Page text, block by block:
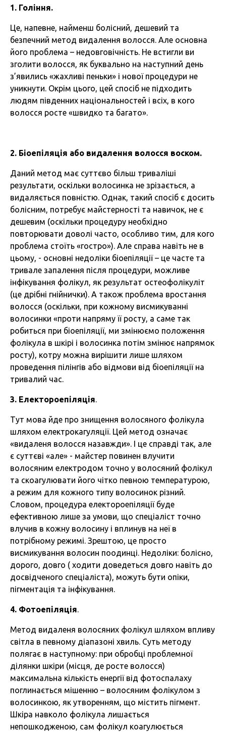
1. Гоління.
Це, напевне, найменш болісний, дешевий та
безпечний метод видалення волосся. Але основна
його проблема – недовговічність. Не встигли ви
зголити волосся, як буквально на наступний день
з’явились «жахливі пеньки» і нової процедури не
уникнути. Окрім цього, цей спосіб не підходить
людям південних національностей і всіх, в кого
волосся росте «швидко та багато».
2. Біоепіляція або видалення волосся воском.
Даний метод має суттєво більш триваліші
результати, оскільки волосинка не зрізається, а
видаляється повністю. Однак, такий спосіб є досить
болісним, потребує майстерності та навичок, не є
дешевим (оскільки процедуру необхідно
повторювати доволі часто, особливо тим, для кого
проблема стоїть «гостро»). Але справа навіть не в
цьому, - основні недоліки біоепіляції – це часте та
тривале запалення після процедури, можливе
інфікування фолікул, як результат остеофолікуліт
(це дрібні гнійнички). А також проблема вростання
волосся (оскільки, при кожному висмикуванні
волосинки «проти напряму її росту, а саме так
робиться при біоепіляції, ми змінюємо положення
фолікула в шкірі і волосинка потім змінює напрямок
росту), котру можна вирішити лише шляхом
проведення пілінгів або відмови від біоепіляції на
тривалий час.
3. Електороепіляція.
Тут мова йде про знищення волосяного фолікула
шляхом електрокагуляції. Цей метод означає
«видаленя волосся назавжди». І це справді так, але
є суттєві «але» - майстер повинен влучити
волосяним електродом точно у волосяний фолікул
та скоагулювати його чітко певною температурою,
а режим для кожного типу волосинок різний.
Словом, процедура електороепіляції буде
ефективною лише за умови, що спеціаліст точно
влучив в кожну волосину і вплинув на неї в
потрібному режимі. Зрештою, це просто
висмикування волосин поодинці. Недоліки: болісно,
дорого, довго ( ходити доведеться довго навіть до
досвідченого спеціаліста), можуть бути опіки,
пігментація та інфікування.
4. Фотоепіляція.
Метод видаленя волосяних фолікул шляхом впливу
світла в певному діапазоні хвиль. Суть методу
полягає в наступному: при обробці проблемної
ділянки шкіри (місця, де росте волосся)
максимальна кількість енергії від фотоспалаху
поглинається мішенню – волосяним фолікулом з
волосинкою, як утворенням, що містить пігмент.
Шкіра навколо фолікула лишається
непошкодженою, сам фолікул коагулюється